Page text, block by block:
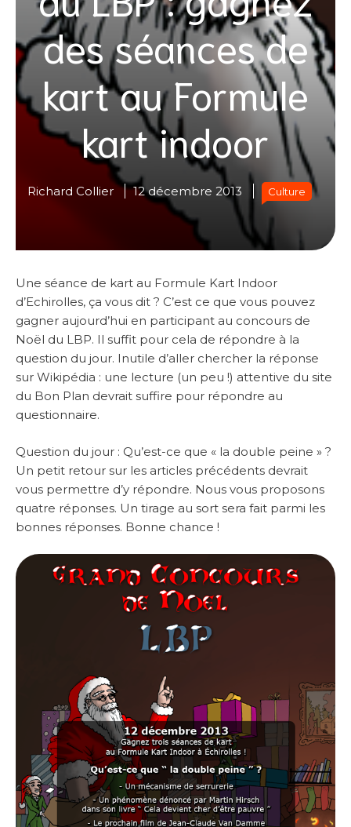
des séances de
kart au Formule
kart indoor
Richard Collier 12 décembre 2013 Culture
Une séance de kart au Formule Kart Indoor
d’Echirolles, ça vous dit ? C’est ce que vous pouvez
gagner aujourd’hui en participant au concours de
Noël du LBP. Il suffit pour cela de répondre à la
question du jour. Inutile d’aller chercher la réponse
sur Wikipédia : une lecture (un peu !) attentive du site
du Bon Plan devrait suffire pour répondre au
questionnaire.
Question du jour : Qu’est-ce que « la double peine » ?
Un petit retour sur les articles précédents devrait
vous permettre d’y répondre. Nous vous proposons
quatre réponses. Un tirage au sort sera fait parmi les
bonnes réponses. Bonne chance !